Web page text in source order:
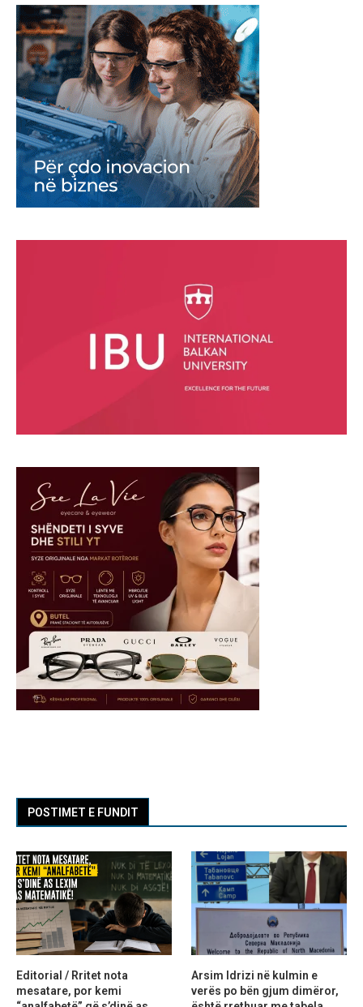
POSTIMET E FUNDIT
Editorial / Rritet nota
mesatare, por kemi
Arsim Idrizi në kulmin e
verës po bën gjum dimëror,